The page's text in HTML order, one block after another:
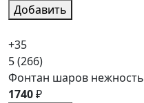
Добавить
+35
5(266)
Фонтан шаров нежность
1740₽